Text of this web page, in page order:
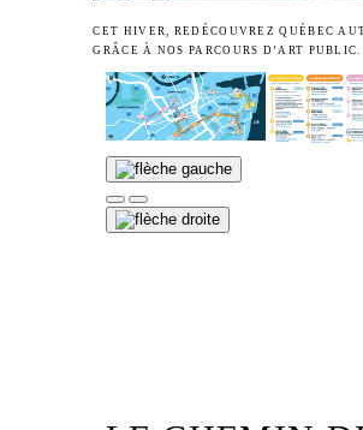
CET HIVER, REDÉCOUVREZ QUÉBEC
GRÂCE À NOS PARCOURS D’ART PUBLIC.